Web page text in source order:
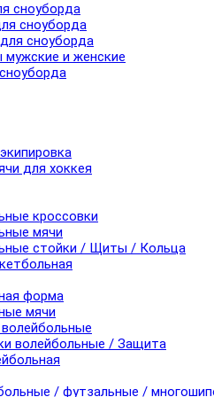
сноуборда
сноуборда
сноуборда
и женские
для хоккея
кроссовки
мячи
стойки / Щиты / Кольца
форма
мячи
волейбольные / Защита
/ футзальные /